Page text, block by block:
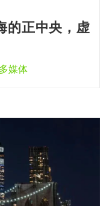
的正中央，虚
媒体